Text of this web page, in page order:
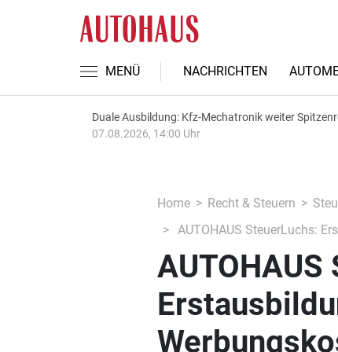
MENÜ NACHRICHTEN
Duale Ausbildung: Kfz-Mechatronik weiter
07.08.2026, 14:00 Uhr
Home Recht & Steuern
AUTOHAUS SteuerLuchs: